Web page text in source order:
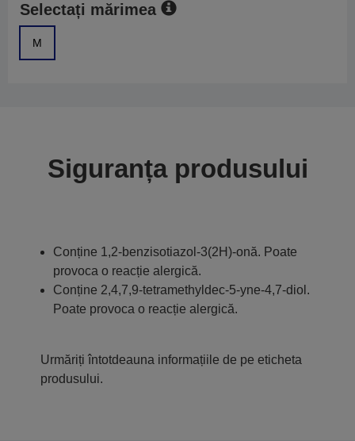
Selectați mărimea
M
Siguranța produsului
Conține 1,2-benzisotiazol-3(2H)-onă. Poate
provoca o reacție alergică.
Conține 2,4,7,9-tetramethyldec-5-yne-4,7-diol.
Poate provoca o reacție alergică.
Urmăriți întotdeauna informațiile de pe eticheta
produsului.